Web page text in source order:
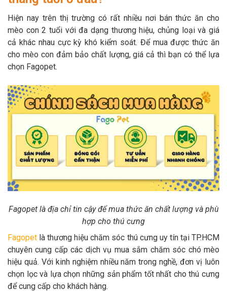
Hiện nay trên thị trường có rất nhiều nơi bán thức ăn cho
mèo con 2 tuổi với đa dạng thương hiệu, chủng loại và giá
cả khác nhau cực kỳ khó kiểm soát. Để mua được thức ăn
cho mèo con đảm bảo chất lượng, giá cả thì bạn có thể lựa
chọn Fagopet.
Fagopet là địa chỉ tin cậy để mua thức ăn chất lượng và phù
hợp cho thú cưng
Fagopet là thương hiệu chăm sóc thú cưng uy tín tại TP.HCM
chuyên cung cấp các dịch vụ mua sắm chăm sóc chó mèo
hiệu quả. Với kinh nghiệm nhiều năm trong nghề, đơn vị luôn
chọn lọc và lựa chọn những sản phẩm tốt nhất cho thú cưng
để cung cấp cho khách hàng.